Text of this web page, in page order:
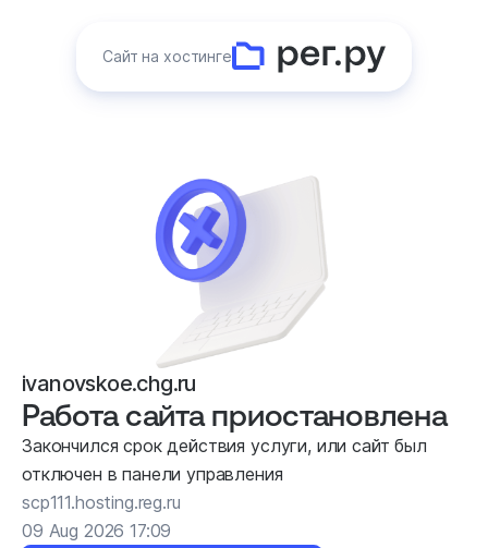
Сайт на хостинге
ivanovskoe.chg.ru
Работа сайта приостановлена
Закончился срок действия услуги, или сайт был
отключен в панели управления
scp111.hosting.reg.ru
09 Aug 2026 17:09